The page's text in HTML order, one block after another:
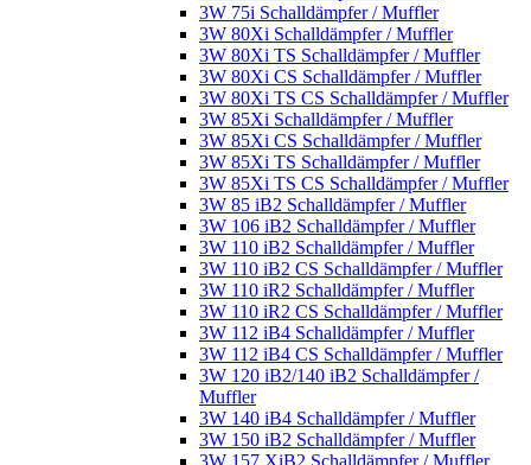
3W 75i Schalldämpfer / Muffler
3W 80Xi Schalldämpfer / Muffler
3W 80Xi TS Schalldämpfer / Muffler
3W 80Xi CS Schalldämpfer / Muffler
3W 80Xi TS CS Schalldämpfer / Muffler
3W 85Xi Schalldämpfer / Muffler
3W 85Xi CS Schalldämpfer / Muffler
3W 85Xi TS Schalldämpfer / Muffler
3W 85Xi TS CS Schalldämpfer / Muffler
3W 85 iB2 Schalldämpfer / Muffler
3W 106 iB2 Schalldämpfer / Muffler
3W 110 iB2 Schalldämpfer / Muffler
3W 110 iB2 CS Schalldämpfer / Muffler
3W 110 iR2 Schalldämpfer / Muffler
3W 110 iR2 CS Schalldämpfer / Muffler
3W 112 iB4 Schalldämpfer / Muffler
3W 112 iB4 CS Schalldämpfer / Muffler
3W 120 iB2/140 iB2 Schalldämpfer /
Muffler
3W 140 iB4 Schalldämpfer / Muffler
3W 150 iB2 Schalldämpfer / Muffler
3W 157 XiB2 Schalldämpfer / Muffler